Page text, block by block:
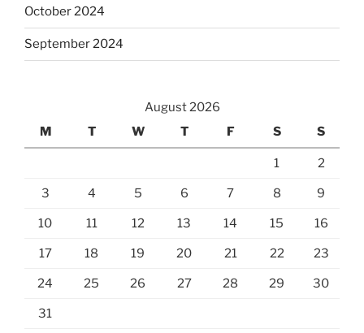
October 2024
September 2024
August 2026
M
T W T F S S
1 2
3 4 5 6 7 8 9
10 11 12 13 14 15 16
17 18 19 20 21 22 23
24 25 26 27 28 29 30
31